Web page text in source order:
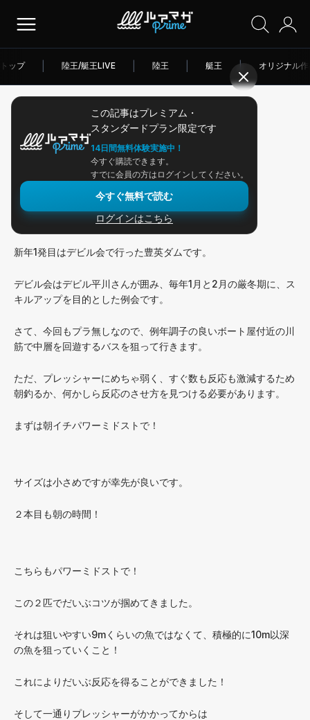
トップ 陸王/艇王LIVE 陸王 艇王 | オリジナル
この記事はプレミアム・
スタンダードプラン限定です
14日間無料体験実施中！
今すぐ購読できます。
すでに会員の方はログインしてください。
今すぐ無料で読む
ログインはこちら
アングラー連載
デビル会in豊英ダム
みなさんこんにちは、ミネムラです。
新年1発目はデビル会で行った豊英ダムです。
デビル会はデビル平川さんが囲み、毎年1月と2月の厳冬期に、ス
キルアップを目的とした例会です。
さて、今回もプラ無しなので、例年調子の良いボート屋付近の川
筋で中層を回遊するバスを狙って行きます。
ただ、プレッシャーにめちゃ弱く、すぐ数も反応も激減するため
朝釣るか、何かしら反応のさせ方を見つける必要があります。
まずは朝イチパワーミドストで！
サイズは小さめですが幸先が良いです。
２本目も朝の時間！
こちらもパワーミドストで！
この２匹でだいぶコツが掴めてきました。
それは狙いやすい9mくらいの魚ではなくて、積極的に10m以深
の魚を狙っていくこと！
これによりだいぶ反応を得ることができました！
そして一通りプレッシャーがかかってからは